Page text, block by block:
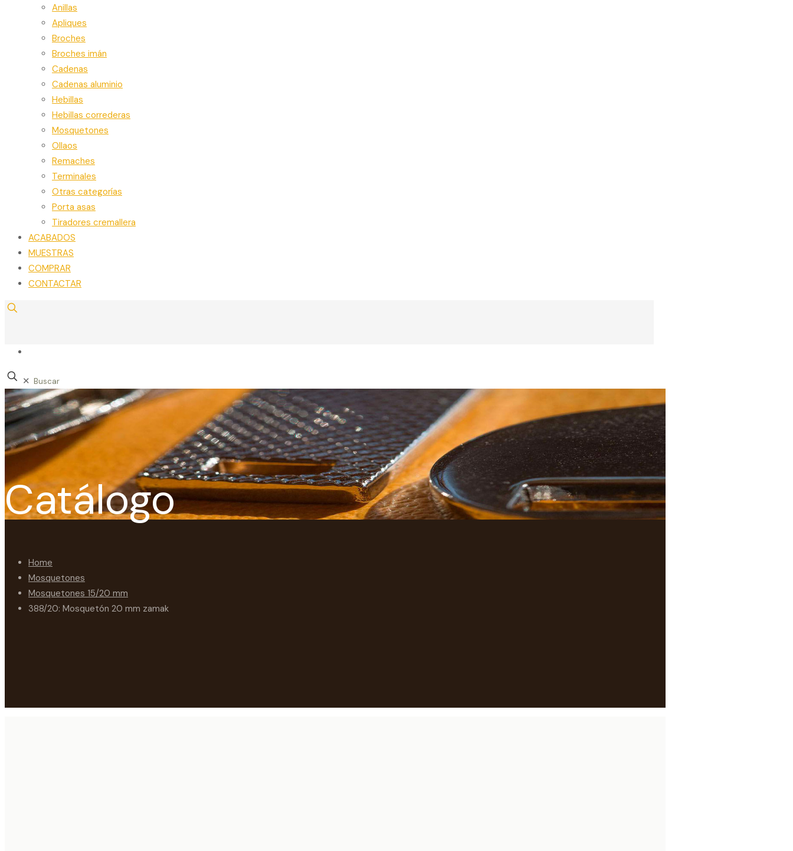
Anillas
Apliques
Broches
Broches imán
Cadenas
Cadenas aluminio
Hebillas
Hebillas correderas
Mosquetones
Ollaos
Remaches
Terminales
Otras categorías
Porta asas
Tiradores cremallera
ACABADOS
MUESTRAS
COMPRAR
CONTACTAR
✕
Catálogo
Home
Mosquetones
Mosquetones 15/20 mm
388/20: Mosquetón 20 mm zamak